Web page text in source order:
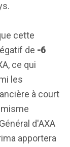
cette
de -6
ce qui
les
à court
d'AXA
apportera